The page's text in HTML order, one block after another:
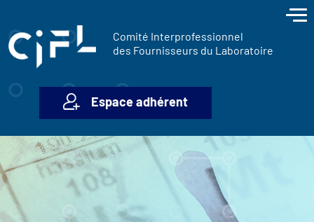
Comité Interprofessionnel
des Fournisseurs du Laboratoire
Espace adhérent